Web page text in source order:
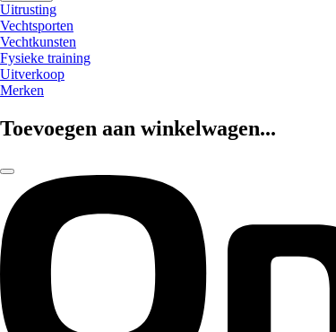
Uitrusting
Vechtsporten
Vechtkunsten
Fysieke training
Uitverkoop
Merken
Toevoegen aan winkelwagen...